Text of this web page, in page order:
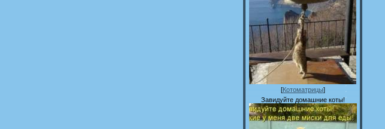
[Котоматрицы]
Завидуйте домашние коты!